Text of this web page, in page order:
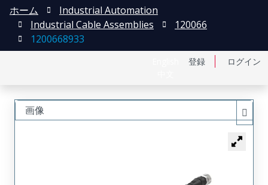
登録 ログイン
ホーム
Industrial Automation
Industrial Cable Assemblies
120066
1200668933
画像